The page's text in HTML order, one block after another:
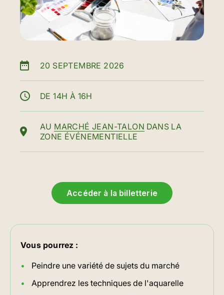
20 SEPTEMBRE 2026
DE 14H À 16H
AU MARCHÉ JEAN-TALON DANS LA
ZONE ÉVÉNEMENTIELLE
Accéder à la billetterie
Vous pourrez :
Peindre une variété de sujets du marché
Apprendrez les techniques de l'aquarelle